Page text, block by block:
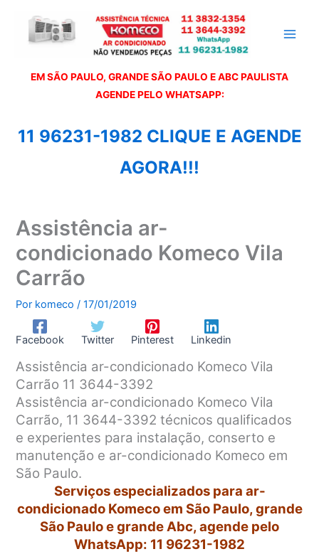
EM SÃO PAULO, GRANDE SÃO PAULO E ABC PAULISTA
AGENDE PELO WHATSAPP:
11 96231-1982 CLIQUE E AGENDE
AGORA!!!
Assistência ar-
condicionado Komeco Vila
Carrão
Por komeco/17/01/2019
Facebook Twitter Pinterest Linkedin
Assistência ar-condicionado Komeco Vila
Carrão 11 3644-3392
Assistência ar-condicionado Komeco Vila
Carrão, 11 3644-3392 técnicos qualificados
e experientes para instalação, conserto e
manutenção e ar-condicionado Komeco em
São Paulo.
Serviços especializados para ar-
condicionado Komeco em São Paulo, grande
São Paulo e grande Abc, agende pelo
WhatsApp: 11 96231-1982